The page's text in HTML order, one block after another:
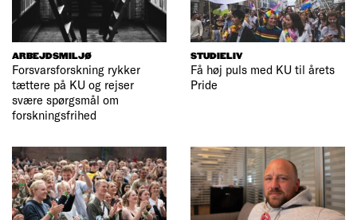
ARBEJDSMILJØ
Forsvarsforskning rykker
tættere på KU og rejser
svære spørgsmål om
forskningsfrihed
STUDIELIV
Få høj puls med KU til årets
Pride